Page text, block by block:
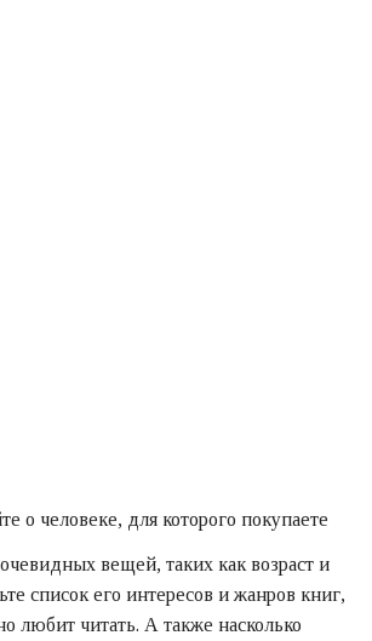
о человеке, для которого покупаете
вещей, таких как возраст и
список его интересов и жанров книг,
любит читать. А также насколько